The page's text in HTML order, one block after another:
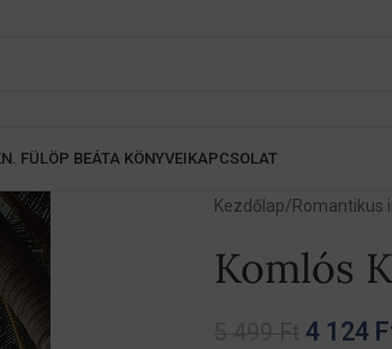
N. FÜLÖP BEÁTA KÖNYVEIKAPCSOLAT
Kezdőlap Romantikus
Komlós
4 124